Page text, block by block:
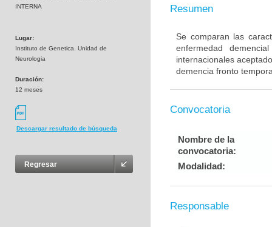
INTERNA
Lugar:
Instituto de Genetica. Unidad de
Neurologia
Duración:
12 meses
Descargar resultado de búsqueda
Regresar
Resumen
Se comparan las
enfermedad
internacionales
demencia fronto
Convocatoria
Nombre de la
convocatoria:
Modalidad:
Responsable